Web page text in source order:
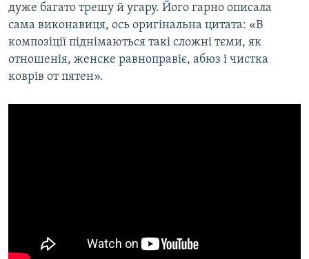
дуже багато трешу й угару. Його гарно описала
сама виконавиця, ось оригінальна цитата: «В
композіції піднімаються такі сложні тєми, як
отношенія, женске равноправіє, абюз і чистка
коврів от пятен».